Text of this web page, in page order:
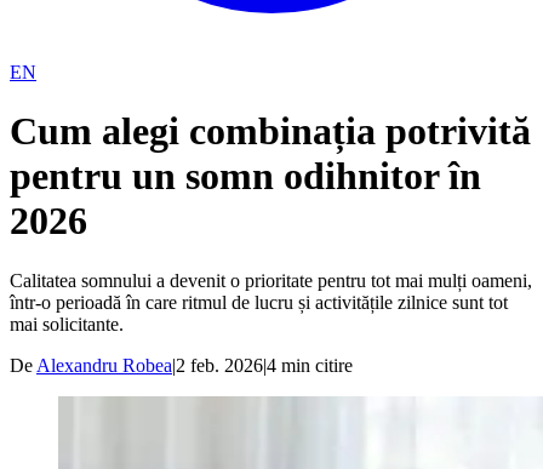
EN
Cum alegi combinația potrivită
pentru un somn odihnitor în
2026
Calitatea somnului a devenit o prioritate pentru tot mai mulți oameni,
într-o perioadă în care ritmul de lucru și activitățile zilnice sunt tot
mai solicitante.
De Alexandru Robea|2 feb. 2026|4 min citire